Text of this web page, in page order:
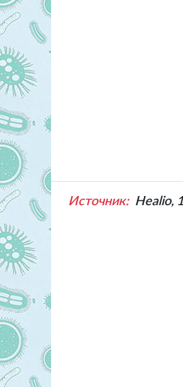
Источник: Healio,